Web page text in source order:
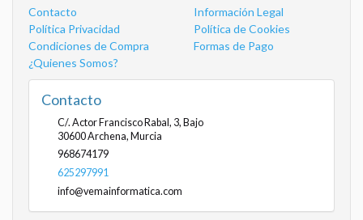
Contacto
Información Legal
Política Privacidad
Política de Cookies
Condiciones de Compra
Formas de Pago
¿Quienes Somos?
Contacto
C/. Actor Francisco Rabal, 3, Bajo
30600Archena, Murcia
968674179
625297991
info@vemainformatica.com